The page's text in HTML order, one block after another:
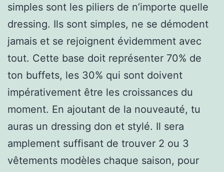
simples sont les piliers de n’importe quelle
dressing. Ils sont simples, ne se démodent
jamais et se rejoignent évidemment avec
tout. Cette base doit représenter 70% de
ton buffets, les 30% qui sont doivent
impérativement être les croissances du
moment. En ajoutant de la nouveauté, tu
auras un dressing don et stylé. Il sera
amplement suffisant de trouver 2 ou 3
vêtements modèles chaque saison, pour